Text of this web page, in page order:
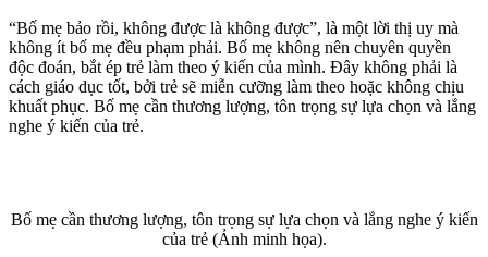
“Bố mẹ bảo rồi, không được là không được”, là một lời thị uy mà
không ít bố mẹ đều phạm phải. Bố mẹ không nên chuyên quyền
độc đoán, bắt ép trẻ làm theo ý kiến của mình. Đây không phải là
cách giáo dục tốt, bởi trẻ sẽ miễn cưỡng làm theo hoặc không chịu
khuất phục. Bố mẹ cần thương lượng, tôn trọng sự lựa chọn và lắng
nghe ý kiến của trẻ.
Bố mẹ cần thương lượng, tôn trọng sự lựa chọn và lắng nghe ý kiến
của trẻ (Ảnh minh họa).